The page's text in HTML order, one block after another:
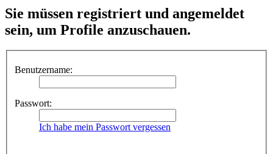
Sie müssen registriert und angemeldet
sein, um Profile anzuschauen.
Benutzername:
Passwort:
Ich habe mein Passwort vergessen